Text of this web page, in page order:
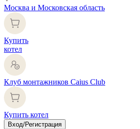
Москва и Московская область
Купить
котел
Клуб монтажников Caius Club
Купить котел
Вход/Регистрация